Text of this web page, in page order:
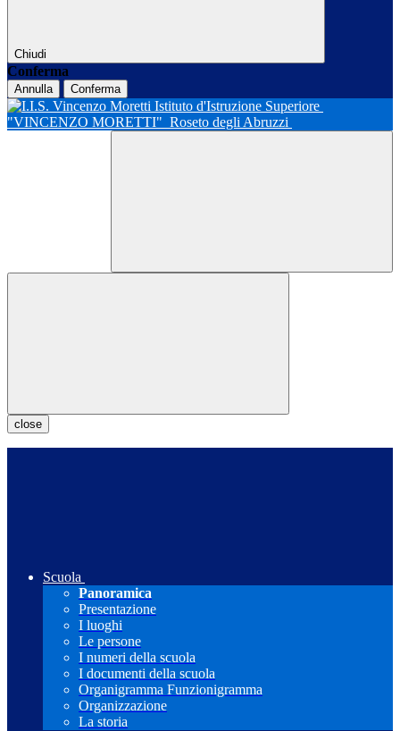
Chiudi
Conferma
Annulla Conferma
Istituto d'Istruzione Superiore
"VINCENZO MORETTI" Roseto degli Abruzzi
close
Scuola
Panoramica
Presentazione
I luoghi
Le persone
I numeri della scuola
I documenti della scuola
Organigramma Funzionigramma
Organizzazione
La storia